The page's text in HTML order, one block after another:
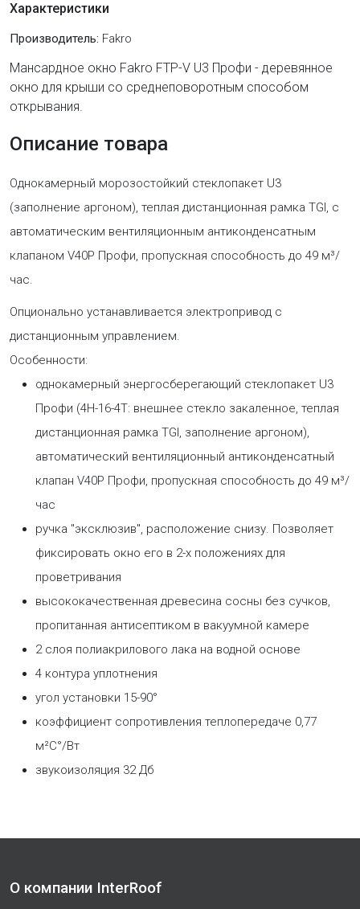
Характеристики
Производитель: Fakro
Мансардное окно Fakro FTP-V U3 Профи - деревянное
окно для крыши со среднеповоротным способом
открывания.
Описание товара
Однокамерный морозостойкий стеклопакет U3
(заполнение аргоном), теплая дистанционная рамка TGI, с
автоматическим вентиляционным антиконденсатным
клапаном V40P Профи, пропуcкная способность до 49 м³/
час.
Опционально устанавливается электропривод с
дистанционным управлением.
Особенности:
однокамерный энергосберегающий стеклопакет U3
Профи (4H-16-4T: внешнее стекло закаленное, теплая
дистанционная рамка TGI, заполнение аргоном),
автоматический вентиляционный антиконденсатный
клапан V40P Профи, пропускная способность до 49 м³/
час
ручка "эксклюзив", расположение снизу. Позволяет
фиксировать окно его в 2-х положениях для
проветривания
высококачественная древесина сосны без сучков,
пропитанная антисептиком в вакуумной камере
2 слоя полиакрилового лака на водной основе
4 контура уплотнения
угол установки 15-90°
коэффициент сопротивления теплопередаче 0,77
м²С°/Вт
звукоизоляция 32 Дб
О компании InterRoof